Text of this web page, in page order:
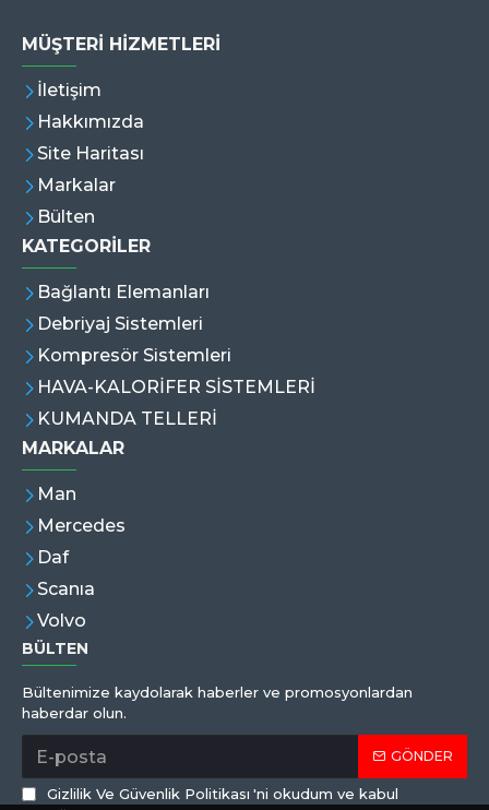
MÜŞTERI HIZMETLERI
İletişim
Hakkımızda
Site Haritası
Markalar
Bülten
KATEGORİLER
Bağlantı Elemanları
Debriyaj Sistemleri
Kompresör Sistemleri
HAVA-KALORİFER SİSTEMLERİ
KUMANDA TELLERİ
MARKALAR
Man
Mercedes
Daf
Scanıa
Volvo
BÜLTEN
Bültenimize kaydolarak haberler ve promosyonlardan
haberdar olun.
GÖNDER
Gizlilik Ve Güvenlik Politikası 'ni okudum ve kabul